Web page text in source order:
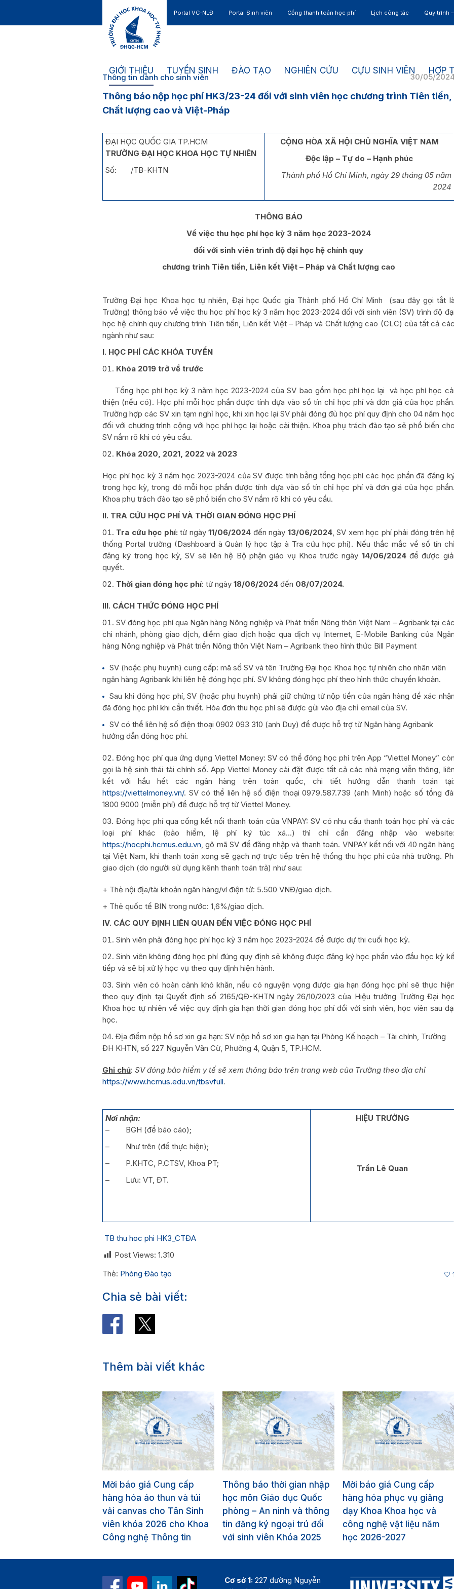
Portal VC-NLĐ Portal Sinh viên Cổng thanh toán học phí Lịch công tác Quy trình
GIỚI THIỆU TUYỂN SINH ĐÀO TẠO NGHIÊN CỨU CỰU SINH VIÊN HỢP
30/05/
Thông tin dành cho sinh viên
Thông báo nộp học phí HK3/23-24 đối với sinh viên học chương trình Tiên tiến,
Chất lượng cao và Việt-Pháp
ĐẠI HỌC QUỐC GIA TP.HCM
TRƯỜNG ĐẠI HỌC KHOA HỌC TỰ NHIÊN
Số: /TB-KHTN
CỘNG HÒA XÃ HỘI CHỦ NGHĨA VIỆT NAM
Độc lập – Tự do – Hạnh phúc
Thành phố Hồ Chí Minh, ngày 29 tháng 05 năm
2024
THÔNG BÁO
Về việc thu học phí học kỳ 3 năm học 2023-2024
đối với sinh viên trình độ đại học hệ chính quy
chương trình Tiên tiến, Liên kết Việt – Pháp và Chất lượng cao
Trường Đại học Khoa học tự nhiên, Đại học Quốc gia Thành phố Hồ Chí Minh (sau đây gọi tắt là
Trường) thông báo về việc thu học phí học kỳ 3 năm học 2023-2024 đối với sinh viên (SV) trình độ đại
học hệ chính quy chương trình Tiên tiến, Liên kết Việt – Pháp và Chất lượng cao (CLC) của tất cả các
ngành như sau:
I. HỌC PHÍ CÁC KHÓA TUYỂN
Khóa 2019 trở về trước
Tổng học phí học kỳ 3 năm học 2023-2024 của SV bao gồm học phí học lại và học phí học cải
thiện (nếu có). Học phí mỗi học phần được tính dựa vào số tín chỉ học phí và đơn giá của học phần.
Trường hợp các SV xin tạm nghỉ học, khi xin học lại SV phải đóng đủ học phí quy định cho 04 năm học
đối với chương trình cộng với học phí học lại hoặc cải thiện. Khoa phụ trách đào tạo sẽ phổ biến cho
SV nắm rõ khi có yêu cầu.
Khóa 2020, 2021, 2022 và 2023
Học phí học kỳ 3 năm học 2023-2024 của SV được tính bằng tổng học phí các học phần đã đăng
trong học kỳ, trong đó mỗi học phần được tính dựa vào số tín chỉ học phí và đơn giá của học phần.
Khoa phụ trách đào tạo sẽ phổ biến cho SV nắm rõ khi có yêu cầu.
II. TRA CỨU HỌC PHÍ VÀ THỜI GIAN ĐÓNG HỌC PHÍ
Tra cứu học phí:từ ngày11/06/2024 đến ngày 13/06/2024, SV xem học phí phải đóng trên hệ
thống Portal trường (Dashboard à Quản lý học tập à Tra cứu học phí). Nếu thắc mắc về số tín chỉ
đăng ký trong học kỳ, SV sẽ liên hệ Bộ phận giáo vụ Khoa trước ngày 14/06/2024để được giải
quyết.
Thời gian đóng học phí: từ ngày 18/06/2024 đến 08/07/2024.
III. CÁCH THỨC ĐÓNG HỌC PHÍ
SV đóng học phí qua Ngân hàng Nông nghiệp và Phát triển Nông thôn Việt Nam – Agribank tại các
chi nhánh, phòng giao dịch, điểm giao dịch hoặc qua dịch vụ Internet, E-Mobile Banking của Ngân
hàng Nông nghiệp và Phát triển Nông thôn Việt Nam – Agribank theo hình thức Bill Payment
SV (hoặc phụ huynh) cung cấp: mã số SV và tên Trường Đại học Khoa học tự nhiên cho nhân viên
ngân hàng Agribank khi liên hệ đóng học phí. SV không đóng học phí theo hình thức chuyển khoản.
Sau khi đóng học phí, SV (hoặc phụ huynh) phải giữ chứng từ nộp tiền của ngân hàng để xác nhận
đã đóng học phí khi cần thiết. Hóa đơn thu học phí sẽ được gửi vào địa chỉ email của SV.
SV có thể liên hệ số điện thoại 0902 093 310 (anh Duy) để được hỗ trợ từ Ngân hàng Agribank
hướng dẫn đóng học phí.
Đóng học phí qua ứng dụng Viettel Money: SV có thể đóng học phí trên App “Viettel Money” còn
gọi là hệ sinh thái tài chính số. App Viettel Money cài đặt được tất cả các nhà mạng viễn thông, liên
kết với hầu hết các ngân hàng trên toàn quốc, chi tiết hướng dẫn thanh toán tại:
https://viettelmoney.vn/. SV có thể liên hệ số điện thoại 0979.587.739 (anh Minh) hoặc số tổng đài
1800 9000 (miễn phí) để được hỗ trợ từ Viettel Money.
Đóng học phí qua cổng kết nối thanh toán của VNPAY: SV có nhu cầu thanh toán học phí và các
loại phí khác (bảo hiểm, lệ phí ký túc xá…) thì chỉ cần đăng nhập vào website:
https://hocphi.hcmus.edu.vn, gõ mã SV để đăng nhập và thanh toán. VNPAY kết nối với 40 ngân hàng
tại Việt Nam, khi thanh toán xong sẽ gạch nợ trực tiếp trên hệ thống thu học phí của nhà trường.
giao dịch (do người sử dụng kênh thanh toán trả) như sau:
+ Thẻ nội địa/tài khoản ngân hàng/ví điện tử: 5.500 VNĐ/giao dịch.
+ Thẻ quốc tế BIN trong nước: 1,6%/giao dịch.
IV. CÁC QUY ĐỊNH LIÊN QUAN ĐẾN VIỆC ĐÓNG HỌC PHÍ
Sinh viên phải đóng học phí học kỳ 3 năm học 2023-2024 để được dự thi cuối học kỳ.
Sinh viên không đóng học phí đúng quy định sẽ không được đăng ký học phần vào đầu học kỳ kế
tiếp và sẽ bị xử lý học vụ theo quy định hiện hành.
Sinh viên có hoàn cảnh khó khăn, nếu có nguyện vọng được gia hạn đóng học phí sẽ thực hiện
theo quy định tại Quyết định số 2165/QĐ-KHTN ngày 26/10/2023 của Hiệu trưởng Trường Đại học
Khoa học tự nhiên về việc quy định gia hạn thời gian đóng học phí đối với sinh viên, học viên sau đại
học.
Địa điểm nộp hồ sơ xin gia hạn: SV nộp hồ sơ xin gia hạn tại Phòng Kế hoạch – Tài chính, Trường
ĐH KHTN, số 227 Nguyễn Văn Cừ, Phường 4, Quận 5, TP.HCM.
Ghi chú: SV đóng bảo hiểm y tế sẽ xem thông báo trên trang web của Trường theo địa chỉ
https://www.hcmus.edu.vn/tbsvfull.
Nơi nhận:
– BGH (để báo cáo);
– Như trên (để thực hiện);
– P.KHTC, P.CTSV, Khoa PT;
– Lưu: VT, ĐT.
HIỆU TRƯỞNG
Trần Lê Quan
TB thu hoc phi HK3_CTĐA
Post Views: 1.310
Thẻ: Phòng Đào tạo 1
Chia sẻ bài viết:
Thêm bài viết khác
Mời báo giá Cung cấp
hàng hóa áo thun và túi
vải canvas cho Tân Sinh
viên khóa 2026 cho Khoa
Công nghệ Thông tin
Thông báo thời gian nhập
học môn Giáo dục Quốc
phòng – An ninh và thông
tin đăng ký ngoại trú đối
với sinh viên Khóa 2025
Mời báo giá Cung cấp
hàng hóa phục vụ giảng
dạy Khoa Khoa học và
công nghệ vật liệu năm
học 2026-2027
Cơ sở 1: 227 đường Nguyễn